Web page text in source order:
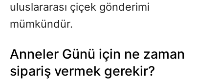
uluslararası çiçek gönderimi
mümkündür.
Anneler Günü için ne zaman
sipariş vermek gerekir?